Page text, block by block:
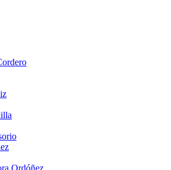
Ordóñez